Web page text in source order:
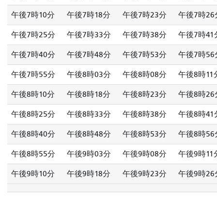
午後7時10分 午後7時18分 午後7時23分 午後7時26
午後7時25分 午後7時33分 午後7時38分 午後7時41
午後7時40分 午後7時48分 午後7時53分 午後7時56
午後7時55分 午後8時03分 午後8時08分 午後8時11
午後8時10分 午後8時18分 午後8時23分 午後8時26
午後8時25分 午後8時33分 午後8時38分 午後8時41
午後8時40分 午後8時48分 午後8時53分 午後8時56
午後8時55分 午後9時03分 午後9時08分 午後9時11
午後9時10分 午後9時18分 午後9時23分 午後9時26